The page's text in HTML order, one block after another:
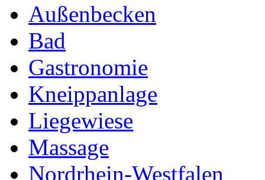
Außenbecken
Bad
Gastronomie
Kneippanlage
Liegewiese
Massage
Nordrhein-Westfalen